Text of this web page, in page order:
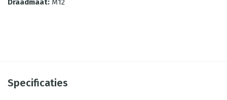
Draadmaat: M12
Specificaties